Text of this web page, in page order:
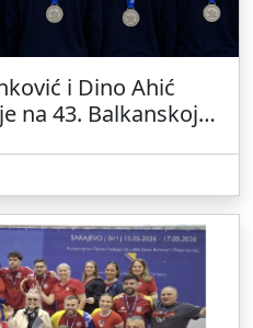
i Dino Ahić
na 43. Balkanskoj